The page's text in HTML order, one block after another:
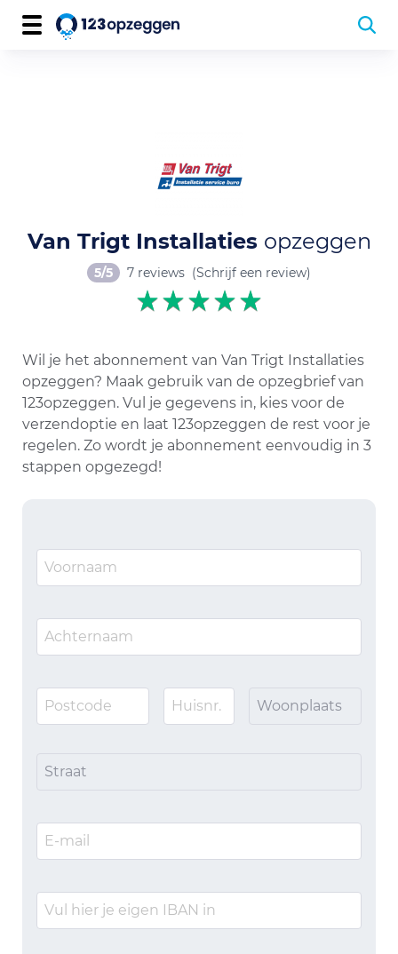
Van Trigt Installaties opzeggen
5/5 7 reviews (Schrijf een review)
Wil je het abonnement van Van Trigt Installaties
opzeggen? Maak gebruik van de opzegbrief van
123opzeggen. Vul je gegevens in, kies voor de
verzendoptie en laat 123opzeggen de rest voor je
regelen. Zo wordt je abonnement eenvoudig in 3
stappen opgezegd!
Woonplaats
Straat